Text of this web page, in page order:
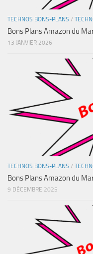
TECHNOS BONS-PLANS /
Bons Plans Amazon du
13 JANVIER 2026
TECHNOS BONS-PLANS /
Bons Plans Amazon du
9 DÉCEMBRE 2025